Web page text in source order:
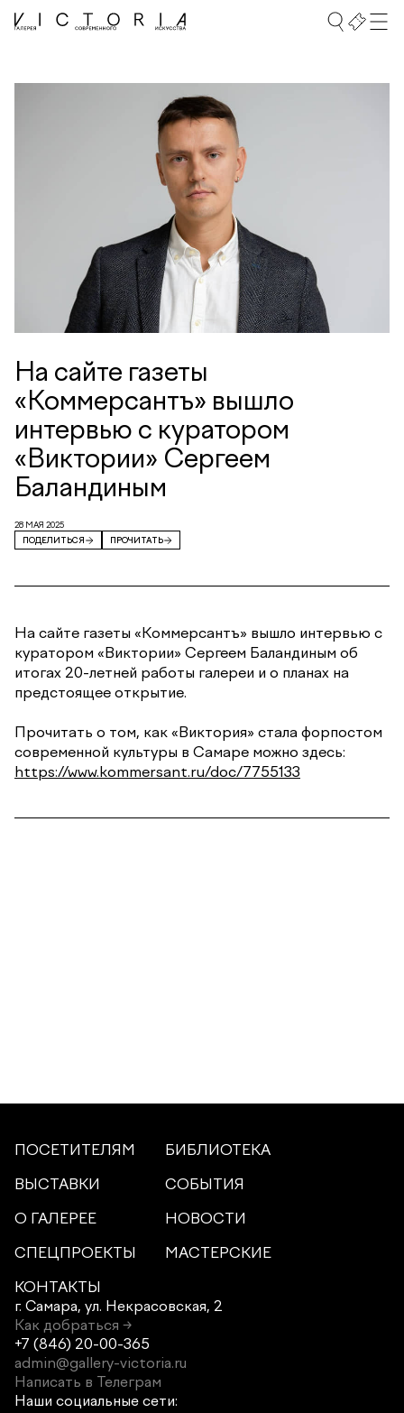
На сайте газеты
«Коммерсантъ» вышло
интервью с куратором
«Виктории» Сергеем
Баландиным
28 МАЯ 2025
ПОДЕЛИТЬСЯ
ПРОЧИТАТЬ
На сайте газеты «Коммерсантъ» вышло интервью с
куратором «Виктории» Сергеем Баландиным об
итогах 20-летней работы галереи и о планах на
предстоящее открытие.
Прочитать о том, как «Виктория» стала форпостом
современной культуры в Самаре можно здесь:
https://www.kommersant.ru/doc/7755133
ПОСЕТИТЕЛЯМ
БИБЛИОТЕКА
ВЫСТАВКИ
СОБЫТИЯ
О ГАЛЕРЕЕ
НОВОСТИ
СПЕЦПРОЕКТЫ
МАСТЕРСКИЕ
КОНТАКТЫ
г. Самара, ул. Некрасовская, 2
Как добраться →
+7 (846) 20-00-365
admin@gallery-victoria.ru
Написать в Телеграм
Наши социальные сети: